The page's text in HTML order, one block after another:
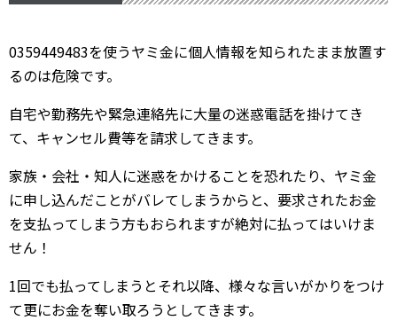
0359449483を使うヤミ金に個人情報を知られたまま放置す
るのは危険です。
自宅や勤務先や緊急連絡先に大量の迷惑電話を掛けてき
て、キャンセル費等を請求してきます。
家族・会社・知人に迷惑をかけることを恐れたり、ヤミ金
に申し込んだことがバレてしまうからと、要求されたお金
を支払ってしまう方もおられますが絶対に払ってはいけま
せん！
1回でも払ってしまうとそれ以降、様々な言いがかりをつけ
て更にお金を奪い取ろうとしてきます。